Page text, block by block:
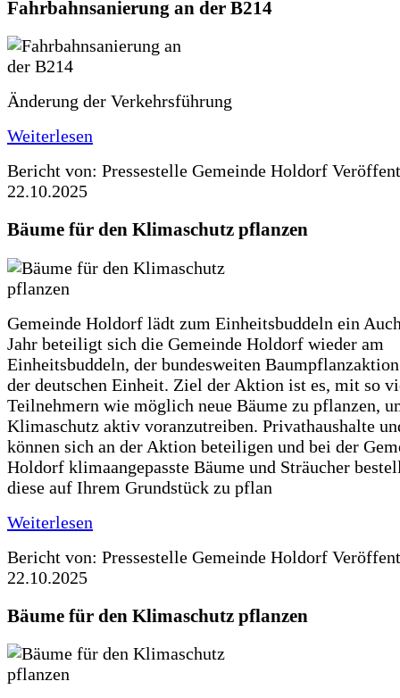
Fahrbahnsanierung an der B214
Änderung der Verkehrsführung
Weiterlesen
Bericht von: Pressestelle Gemeinde Holdorf
22.10.2025
Bäume für den Klimaschutz pflanzen
Gemeinde Holdorf lädt zum Einheitsbuddeln ein
Jahr beteiligt sich die Gemeinde Holdorf wieder am
Einheitsbuddeln, der bundesweiten
der deutschen Einheit. Ziel der Aktion ist es, mit so
Teilnehmern wie möglich neue Bäume zu pflanzen,
Klimaschutz aktiv voranzutreiben. Privathaushalte
können sich an der Aktion beteiligen und bei der
Holdorf klimaangepasste Bäume und Sträucher
diese auf Ihrem Grundstück zu pflan
Weiterlesen
Bericht von: Pressestelle Gemeinde Holdorf
22.10.2025
Bäume für den Klimaschutz pflanzen